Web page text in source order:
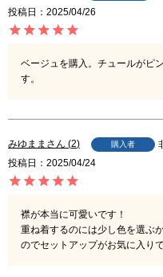
投稿日
2025/04/26
ベージュを購入。チュールがピ
す。
みゆまま 2 購入者
投稿日
2025/04/24
襟が本当に可愛いです！
重ね着するのには少し色を選ぶ
のでセットアップがお気に入りで